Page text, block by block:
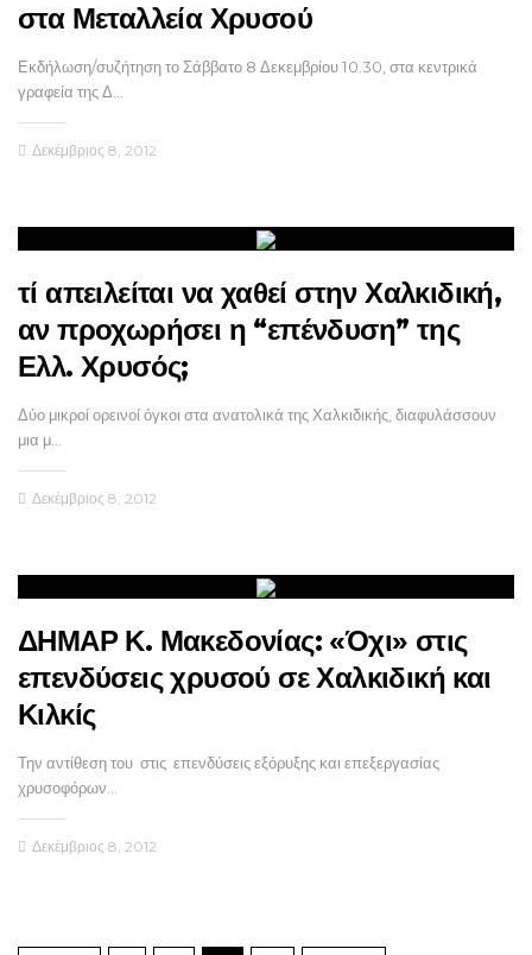
στα Μεταλλεία Χρυσού
Εκδήλωση/συζήτηση το Σάββατο 8 Δεκεμβρίου 10.30, στα κεντρικά
γραφεία της Δ…
Δεκέμβριος 8, 2012
τί απειλείται να χαθεί στην Χαλκιδική,
αν προχωρήσει η “επένδυση” της
Ελλ. Χρυσός;
Δύο μικροί ορεινοί όγκοι στα ανατολικά της Χαλκιδικής, διαφυλάσσουν
μια μ…
Δεκέμβριος 8, 2012
ΔΗΜΑΡ Κ. Μακεδονίας: «Όχι» στις
επενδύσεις χρυσού σε Χαλκιδική και
Κιλκίς
Την αντίθεση του στις επενδύσεις εξόρυξης και επεξεργασίας
χρυσοφόρων…
Δεκέμβριος 8, 2012